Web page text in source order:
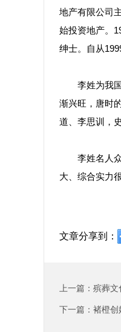
地产有限公司
始投资地产。
绅士。自从
李姓为我国
渐兴旺，唐时
道、李思训，
李姓名人众
大、综合实力
文章分享到：
上一篇：殡葬
下一篇：褚橙